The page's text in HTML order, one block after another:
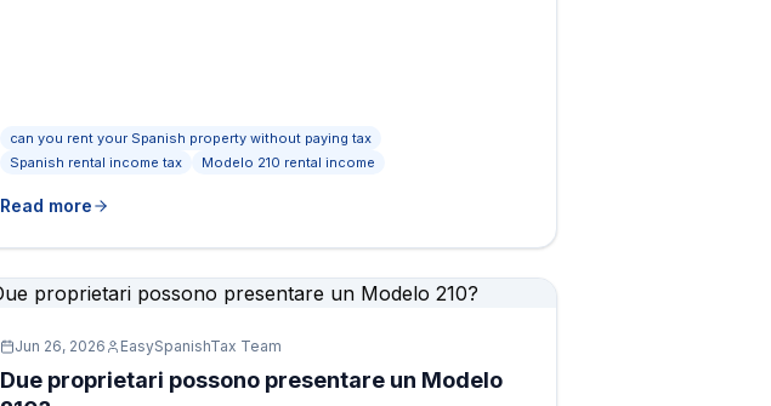
can you rent your Spanish property without paying tax
Spanish rental income tax
Modelo 210 rental income
Read more
Jun 26, 2026 EasySpanishTax Team
Due proprietari possono presentare un Modelo